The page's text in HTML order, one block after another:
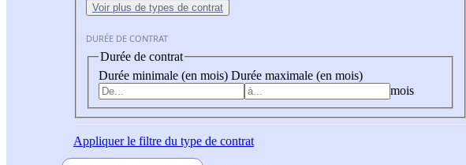
Voir plus de types de contrat
DURÉE DE CONTRAT
Durée de contrat
Durée minimale (en mois) Durée maximale (en mois)
mois
Appliquerle filtre du type de contrat